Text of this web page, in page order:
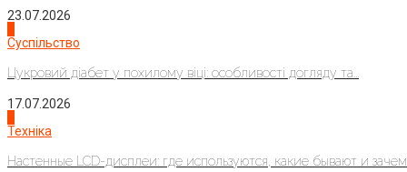
23.07.2026
Суспільство
Цукровий діабет у похилому віці: особливості догляду та...
17.07.2026
Техніка
Настенные LCD-дисплеи: где используются, какие бывают и